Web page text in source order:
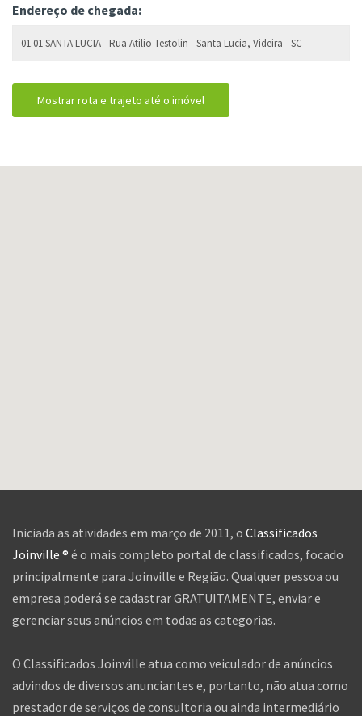
Endereço de chegada:
Iniciada as atividades em março de 2011, o Classificados
Joinville ® é o mais completo portal de classificados, focado
principalmente para Joinville e Região. Qualquer pessoa ou
empresa poderá se cadastrar GRATUITAMENTE, enviar e
gerenciar seus anúncios em todas as categorias.
O Classificados Joinville atua como veiculador de anúncios
advindos de diversos anunciantes e, portanto, não atua como
prestador de serviços de consultoria ou ainda intermediário